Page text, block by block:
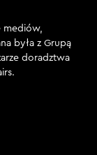
mediów,
była z Grupą
doradztwa